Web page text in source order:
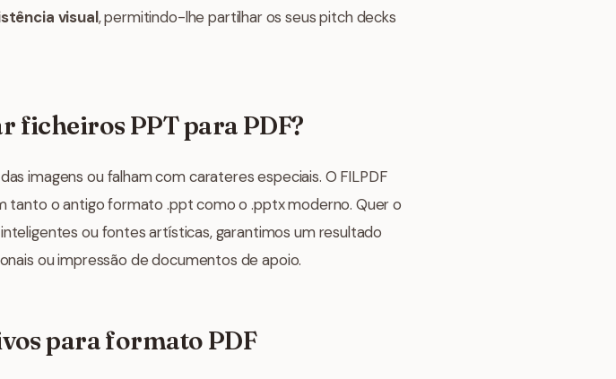
visual, permitindo-lhe partilhar os seus pitch decks
ficheiros PPT para PDF?
imagens ou falham com carateres especiais. O FILPDF
tanto o antigo formato .ppt como o .pptx moderno. Quer o
ou fontes artísticas, garantimos um resultado
ou impressão de documentos de apoio.
para formato PDF